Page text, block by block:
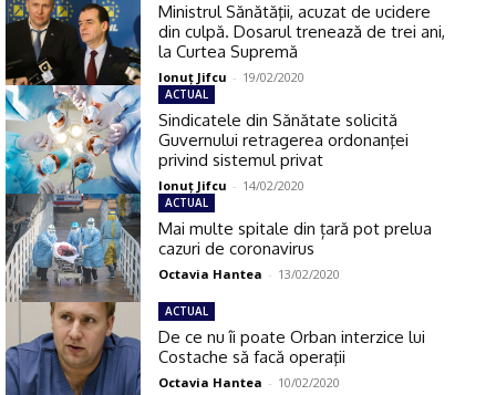
Ministrul Sănătăţii, acuzat de ucidere
din culpă. Dosarul trenează de trei ani,
la Curtea Supremă
Ionuţ Jifcu - 19/02/2020
ACTUAL
Sindicatele din Sănătate solicită
Guvernului retragerea ordonanţei
privind sistemul privat
Ionuţ Jifcu - 14/02/2020
ACTUAL
Mai multe spitale din țară pot prelua
cazuri de coronavirus
Octavia Hantea - 13/02/2020
ACTUAL
De ce nu îi poate Orban interzice lui
Costache să facă operaţii
Octavia Hantea - 10/02/2020